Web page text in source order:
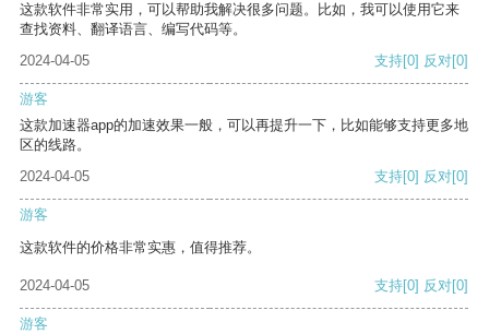
这款软件非常实用，可以帮助我解决很多问题。比如，我可以使用它来
查找资料、翻译语言、编写代码等。
2024-04-05
支持[0] 反对[0]
游客
这款加速器app的加速效果一般，可以再提升一下，比如能够支持更多地
区的线路。
2024-04-05
支持[0] 反对[0]
游客
这款软件的价格非常实惠，值得推荐。
2024-04-05 支持[0] 反对[0]
游客